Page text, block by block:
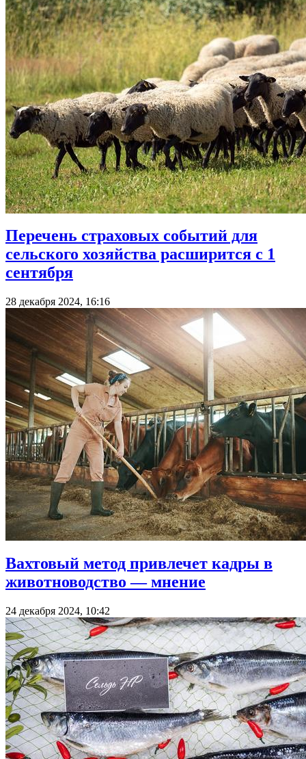
Перечень страховых событий для
сельского хозяйства расширится с 1
сентября
28 декабря 2024, 16:16
Вахтовый метод привлечет кадры в
животноводство — мнение
24 декабря 2024, 10:42